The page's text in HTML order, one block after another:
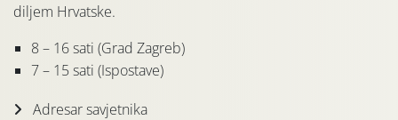
diljem Hrvatske.
8 – 16 sati (Grad Zagreb)
7 – 15 sati (Ispostave)
Adresar savjetnika